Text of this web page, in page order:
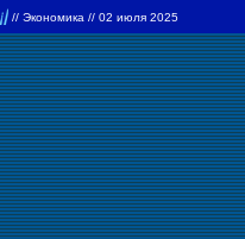
// Экономика // 02 июля 2025